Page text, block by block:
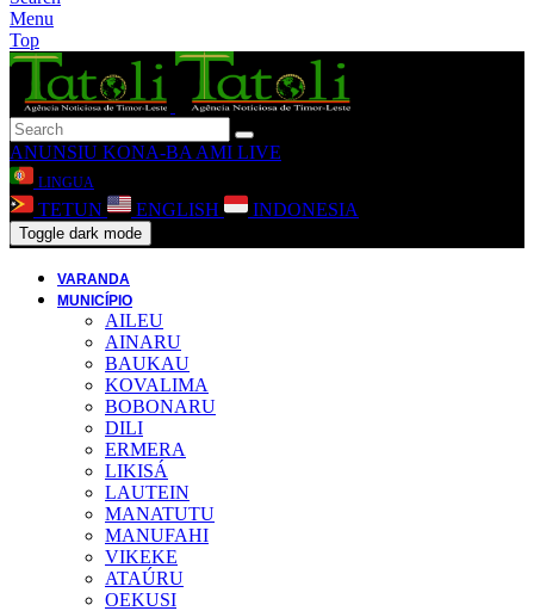
Menu
Top
ANUNSIU KONA-BA AMI LIVE
LINGUA
TETUN ENGLISH INDONESIA
Toggle dark mode
VARANDA
MUNICÍPIO
AILEU
AINARU
BAUKAU
KOVALIMA
BOBONARU
DILI
ERMERA
LIKISÁ
LAUTEIN
MANATUTU
MANUFAHI
VIKEKE
ATAÚRU
OEKUSI